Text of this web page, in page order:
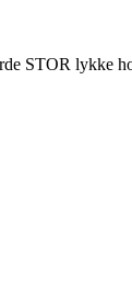
STOR lykke